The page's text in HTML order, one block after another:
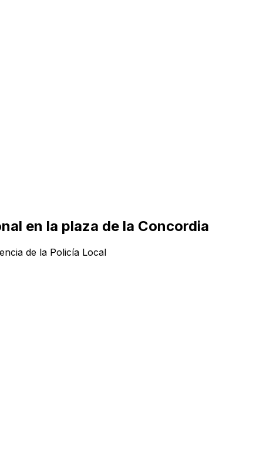
en la plaza de la Concordia
de la Policía Local